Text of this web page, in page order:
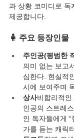
과 상황 코미디로 독
제공합니다.
🧍 주요 등장인물
주인공(평범한
의미 없는 보고
심한다. 현실적
시에 보여주며
상사비합리적인
인공의 스트레
인 독자들에게
가를 듣는 캐릭